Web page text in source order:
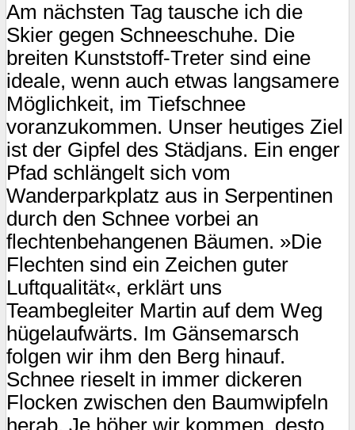
Am nächsten Tag tausche ich die
Skier gegen Schneeschuhe. Die
breiten Kunststoff-Treter sind eine
ideale, wenn auch etwas langsamere
Möglichkeit, im Tiefschnee
voranzukommen. Unser heutiges Ziel
ist der Gipfel des Städjans. Ein enger
Pfad schlängelt sich vom
Wanderparkplatz aus in Serpentinen
durch den Schnee vorbei an
flechtenbehangenen Bäumen. »Die
Flechten sind ein Zeichen guter
Luftqualität«, erklärt uns
Teambegleiter Martin auf dem Weg
hügelaufwärts. Im Gänsemarsch
folgen wir ihm den Berg hinauf.
Schnee rieselt in immer dickeren
Flocken zwischen den Baumwipfeln